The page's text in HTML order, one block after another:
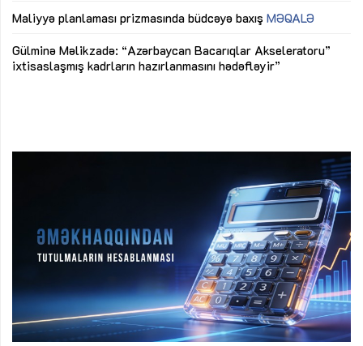
Maliyyə planlaması prizmasında büdcəyə baxış MƏQALƏ
Gülminə Məlikzadə: “Azərbaycan Bacarıqlar Akseleratoru”
ixtisaslaşmış kadrların hazırlanmasını hədəfləyir”